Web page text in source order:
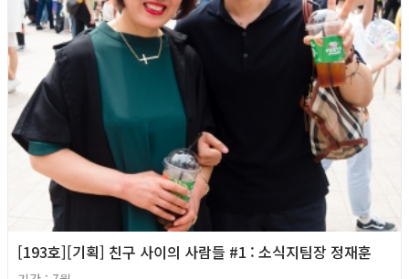
[193호][기획] 친구 사이의 사람들 #1 : 소식지팀장 정재훈